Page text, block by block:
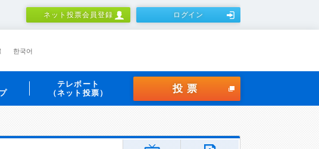
ネット投票会員登録 ログイン
한국어
テレボート
（ネット投票）
投票